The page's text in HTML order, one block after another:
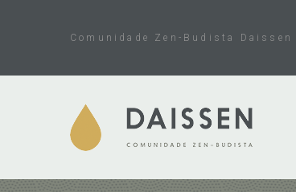
Comunidade Zen-Budista Daissen